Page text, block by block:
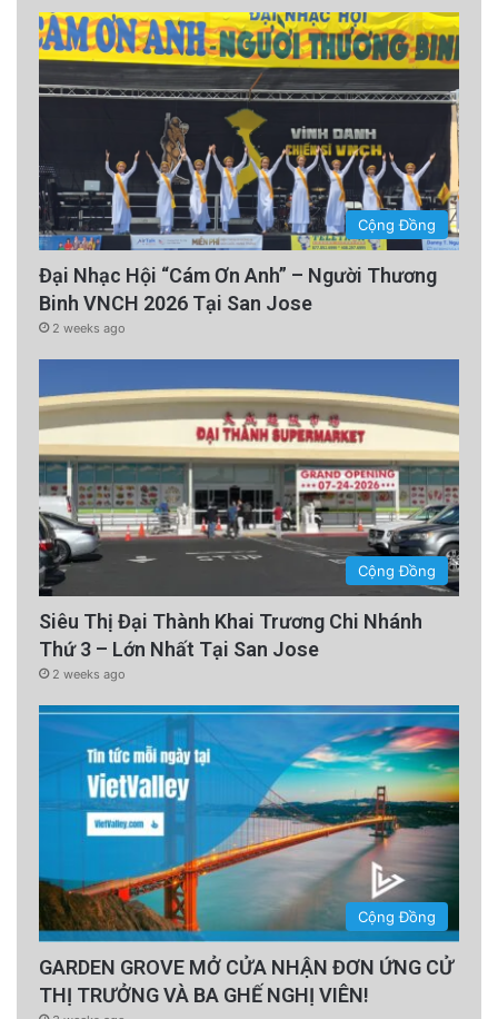
Cộng Đồng
Đại Nhạc Hội “Cám Ơn Anh” – Người Thương
Binh VNCH 2026 Tại San Jose
2 weeks ago
Cộng Đồng
Siêu Thị Đại Thành Khai Trương Chi Nhánh
Thứ 3 – Lớn Nhất Tại San Jose
2 weeks ago
Cộng Đồng
GARDEN GROVE MỞ CỬA NHẬN ĐƠN ỨNG CỬ
THỊ TRƯỞNG VÀ BA GHẾ NGHỊ VIÊN!